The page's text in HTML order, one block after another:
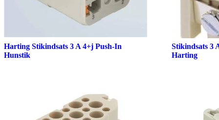
Harting Stikindsats 3 A 4+j Push-In
Hunstik
Stikindsats 3
Harting